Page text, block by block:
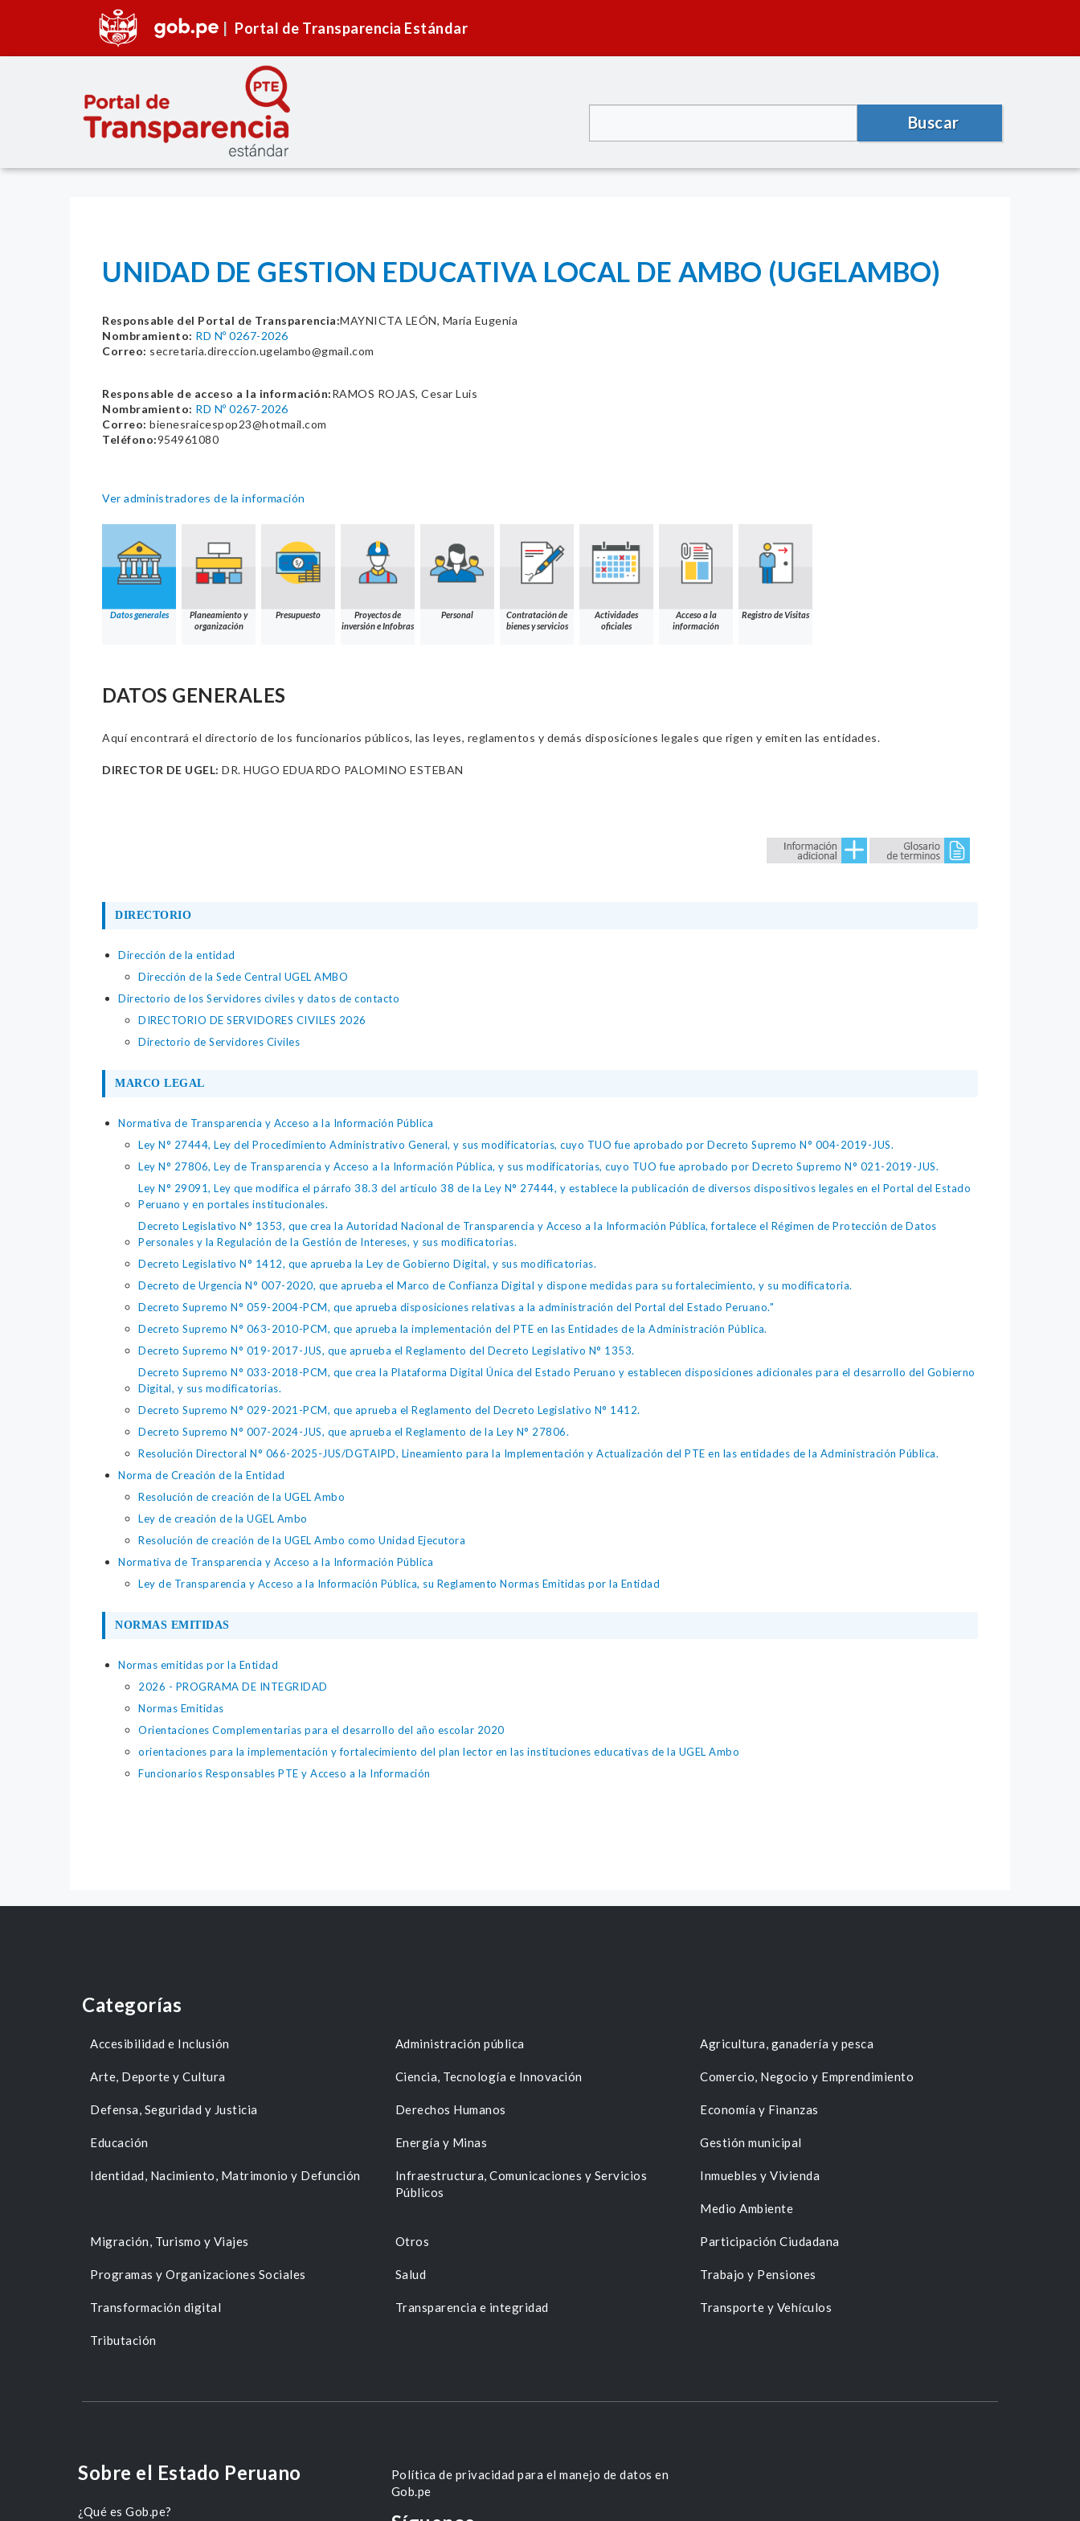
Portal de Transparencia Estándar
Buscar
UNIDAD DE GESTION EDUCATIVA LOCAL DE AMBO (UGELAMBO)
Responsable del Portal de Transparencia:MAYNICTA LEÓN, María Eugenia
Nombramiento: RD Nº 0267-2026
Correo: secretaria.direccion.ugelambo@gmail.com
Responsable de acceso a la información:RAMOS ROJAS, Cesar Luis
Nombramiento: RD Nº 0267-2026
Correo: bienesraicespop23@hotmail.com
Teléfono:954961080
Ver administradores de la información
Datos generales
Planeamiento y
organización
Presupuesto
Proyectos de
inversión e Infobras
Personal
Contratación de
bienes y servicios
Actividades
oficiales
Acceso a la
información
Registro de Visitas
DATOS GENERALES
Aquí encontrará el directorio de los funcionarios públicos, las leyes, reglamentos y demás disposiciones legales que rigen y emiten las entidades.
DIRECTOR DE UGEL: DR. HUGO EDUARDO PALOMINO ESTEBAN
DIRECTORIO
Dirección de la entidad
Dirección de la Sede Central UGEL AMBO
Directorio de los Servidores civiles y datos de contacto
DIRECTORIO DE SERVIDORES CIVILES 2026
Directorio de Servidores Civiles
MARCO LEGAL
Normativa de Transparencia y Acceso a la Información Pública
Ley N° 27444, Ley del Procedimiento Administrativo General, y sus modificatorias, cuyo TUO fue aprobado por Decreto Supremo N° 004-2019-JUS.
Ley N° 27806, Ley de Transparencia y Acceso a la Información Pública, y sus modificatorias, cuyo TUO fue aprobado por Decreto Supremo N° 021-2019-JUS.
Ley N° 29091, Ley que modifica el párrafo 38.3 del artículo 38 de la Ley N° 27444, y establece la publicación de diversos dispositivos legales en el Portal del Estado
Peruano y en portales institucionales.
Decreto Legislativo N° 1353, que crea la Autoridad Nacional de Transparencia y Acceso a la Información Pública, fortalece el Régimen de Protección de Datos
Personales y la Regulación de la Gestión de Intereses, y sus modificatorias.
Decreto Legislativo N° 1412, que aprueba la Ley de Gobierno Digital, y sus modificatorias.
Decreto de Urgencia N° 007-2020, que aprueba el Marco de Confianza Digital y dispone medidas para su fortalecimiento, y su modificatoria.
Decreto Supremo N° 059-2004-PCM, que aprueba disposiciones relativas a la administración del Portal del Estado Peruano."
Decreto Supremo N° 063-2010-PCM, que aprueba la implementación del PTE en las Entidades de la Administración Pública.
Decreto Supremo N° 019-2017-JUS, que aprueba el Reglamento del Decreto Legislativo N° 1353.
Decreto Supremo N° 033-2018-PCM, que crea la Plataforma Digital Única del Estado Peruano y establecen disposiciones adicionales para el desarrollo del Gobierno
Digital, y sus modificatorias.
Decreto Supremo N° 029-2021-PCM, que aprueba el Reglamento del Decreto Legislativo N° 1412.
Decreto Supremo N° 007-2024-JUS, que aprueba el Reglamento de la Ley N° 27806.
Resolución Directoral N° 066-2025-JUS/DGTAIPD, Lineamiento para la Implementación y Actualización del PTE en las entidades de la Administración Pública.
Norma de Creación de la Entidad
Resolución de creación de la UGEL Ambo
Ley de creación de la UGEL Ambo
Resolución de creación de la UGEL Ambo como Unidad Ejecutora
Normativa de Transparencia y Acceso a la Información Pública
Ley de Transparencia y Acceso a la Información Pública, su Reglamento Normas Emitidas por la Entidad
NORMAS EMITIDAS
Normas emitidas por la Entidad
2026 - PROGRAMA DE INTEGRIDAD
Normas Emitidas
Orientaciones Complementarias para el desarrollo del año escolar 2020
orientaciones para la implementación y fortalecimiento del plan lector en las instituciones educativas de la UGEL Ambo
Funcionarios Responsables PTE y Acceso a la Información
Categorías
Accesibilidad e Inclusión Administración pública Agricultura, ganadería y pesca
Arte, Deporte y Cultura Ciencia, Tecnología e Innovación Comercio, Negocio y Emprendimiento
Defensa, Seguridad y Justicia Derechos Humanos Economía y Finanzas
Educación Energía y Minas Gestión municipal
Identidad, Nacimiento, Matrimonio y Defunción
Infraestructura, Comunicaciones y Servicios
Públicos
Inmuebles y Vivienda
Medio Ambiente
Migración, Turismo y Viajes Otros Participación Ciudadana
Programas y Organizaciones Sociales Salud Trabajo y Pensiones
Transformación digital Transparencia e integridad Transporte y Vehículos
Tributación
Sobre el Estado Peruano
¿Qué es Gob.pe?
Política de privacidad para el manejo de datos en
Gob.pe